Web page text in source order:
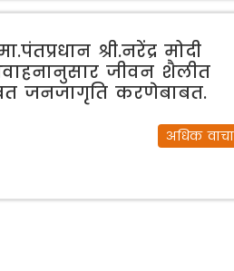
श्री.नरेंद्र मोदी
जीवन शैलीत
जनजागृति करणेबाबत.
अधिक वाचा